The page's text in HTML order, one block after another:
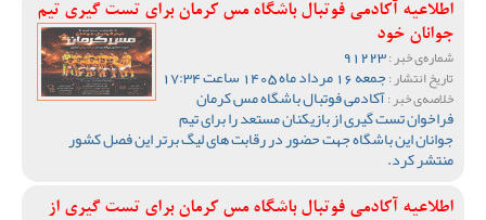
اطلاعیه آکادمی فوتبال باشگاه مس کرمان برای تست گیری تیم
جوانان خود
شماره‌ی خبر :
تاریخ انتشار :جمعه 16 مرداد ماه 1405 ساعت 17:34
خلاصه‌ی خبر :آکادمی فوتبال باشگاه مس کرمان
فراخوان تست گیری از بازیکنان مستعد را برای تیم
جوانان این باشگاه جهت حضور در رقابت های لیگ برتر این فصل کشور
منتشر کرد.
اطلاعیه آکادمی فوتبال باشگاه مس کرمان برای تست گیری از